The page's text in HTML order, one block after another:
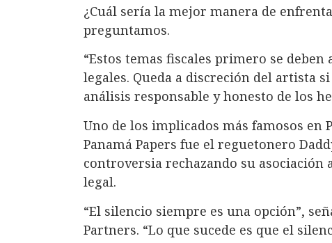
¿Cuál sería la mejor manera de
preguntamos.
“Estos temas fiscales primero se
legales. Queda a discreción del artista
análisis responsable y honesto de los
Uno de los implicados más famosos en
Panamá Papers fue el reguetonero
controversia rechazando su asociación
legal.
“El silencio siempre es una opción”,
Partners. “Lo que sucede es que el